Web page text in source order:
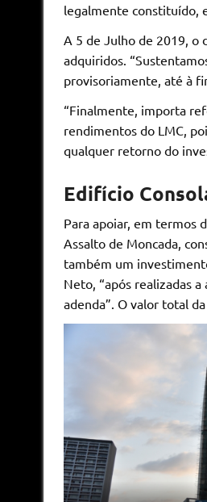
legalmente constituído,
A 5 de Julho de 2019, o
adquiridos.
provisoriamente, até à
“Finalmente, importa
rendimentos do LMC,
qualquer retorno do
Edifício
Para apoiar, em termos
Assalto de Moncada,
também um
Neto, “após realizadas
adenda”. O valor total